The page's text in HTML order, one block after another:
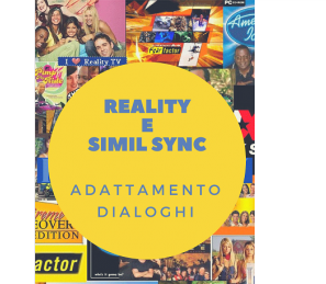
AGGIUNGI AL
DETTAGLI